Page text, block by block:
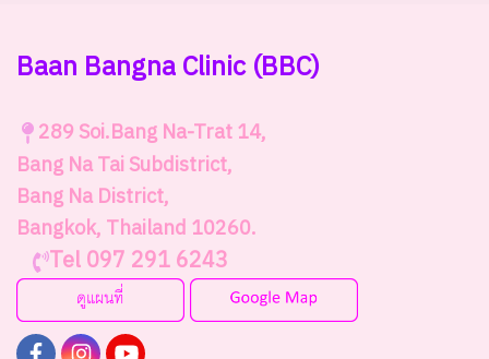
Baan Bangna Clinic(BBC)
289 Soi.Bang Na-Trat 14,
Bang Na Tai Subdistrict,
Bang Na District,
Bangkok, Thailand 10260.
Tel 097 291 6243